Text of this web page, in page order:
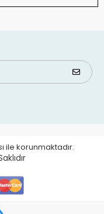
ile korunmaktadır.